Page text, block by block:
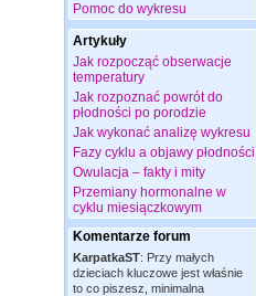
Pomoc do wykresu
Artykuły
Jak rozpocząć obserwacje
temperatury
Jak rozpoznać powrót do
płodności po porodzie
Jak wykonać analizę wykresu
Fazy cyklu a objawy płodności
Owulacja – fakty i mity
Przemiany hormonalne w
cyklu miesiączkowym
Komentarze forum
KarpatkaST: Przy małych
dzieciach kluczowe jest właśnie
to co piszesz, minimalna